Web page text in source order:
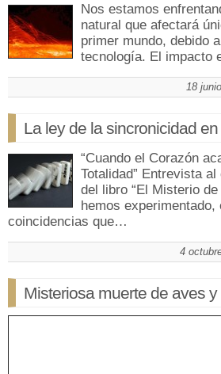
Nos estamos
natural que afectará
primer mundo, debido
tecnología. El impacto
18
La ley de la sincronicidad
“Cuando el Corazón
Totalidad” Entrevista
del libro “El Misterio
hemos experimentado,
coincidencias que…
4
Misteriosa muerte de aves